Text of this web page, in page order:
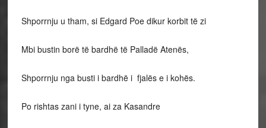
Shporrnju u tham, si Edgard Poe dikur korbit të zi
Mbi bustin borë të bardhë të Palladë Atenës,
Shporrnju nga busti i bardhë i fjalës e i kohës.
Po rishtas zani i tyne, ai za Kasandre